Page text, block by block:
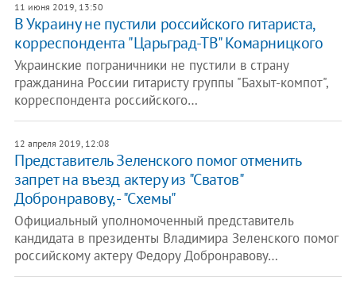
11 июня 2019, 13:50
​В Украину не пустили российского гитариста,
корреспондента "Царьград-ТВ" Комарницкого
Украинские пограничники не пустили в страну
гражданина России гитаристу группы "Бахыт-компот",
корреспондента российского…
12 апреля 2019, 12:08
Представитель Зеленского помог отменить
запрет на въезд актеру из "Сватов"
Добронравову, - "Схемы"
Официальный уполномоченный представитель
кандидата в президенты Владимира Зеленского помог
российскому актеру Федору Добронравову…